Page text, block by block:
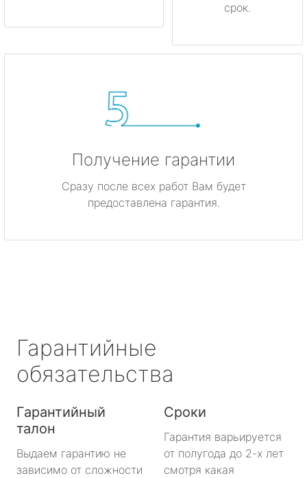
срок.
Получение гарантии
Сразу после всех работ Вам будет
предоставлена гарантия.
Гарантийные
обязательства
Гарантийный
талон
Выдаем гарантию не
зависимо от сложности
Сроки
Гарантия варьируется
от полугода до 2-х лет
смотря какая